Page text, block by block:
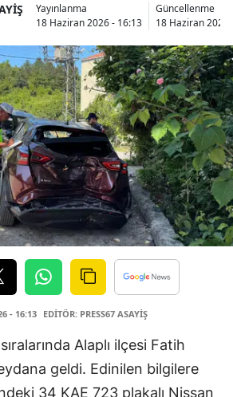
Yayınlanma
18 Haziran 2026 - 16:13
Güncellenme
18 Haziran 2026
- 16:13 EDİTÖR: PRESS67 ASAYİŞ
Alaplı ilçesi Fatih
geldi. Edinilen bilgilere
34 KAE 723 plakalı Nissan